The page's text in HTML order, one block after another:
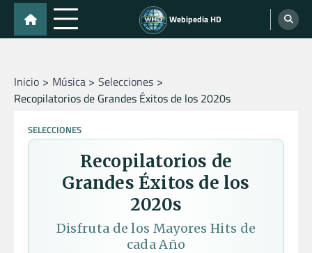
Skip
content
Webipedia HD
Inicio Música
Selecciones
Recopilatorios de Grandes Éxitos de los 2020s
SELECCIONES
Recopilatorios de
Grandes Éxitos de los
2020s
Disfruta de los Mayores Hits de
cada Año